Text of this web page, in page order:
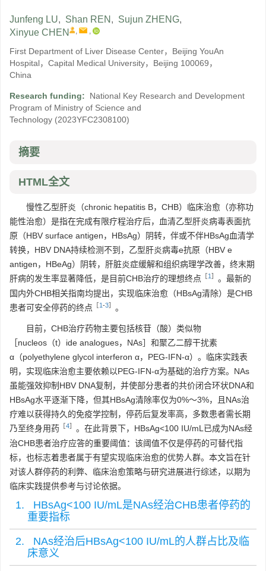
Junfeng LU, Shan REN , Sujun ZHENG,
Xinyue CHEN
, ,
First Department of Liver Disease Center，Beijing YouAn
Hospital，Capital Medical University，Beijing 100069，
China
Research funding:
National Key Research and Development
Program of Ministry of Science and
Technology (2023YFC2308100)
摘要
HTML全文
慢性乙型肝炎（chronic hepatitis B，CHB）临床治愈（亦称功
能性治愈）是指在完成有限疗程治疗后，血清乙型肝炎病毒表面抗
原（HBV surface antigen，HBsAg）阴转，伴或不伴HBsAg血清学
转换，HBV DNA持续检测不到，乙型肝炎病毒e抗原（HBV e
antigen，HBeAg）阴转，肝脏炎症缓解和组织病理学改善，终末期
肝病的发生率显著降低，是目前CHB治疗的理想终点 ［1］ 。最新的
国内外CHB相关指南均提出，实现临床治愈（HBsAg清除）是CHB
患者可安全停药的终点 ［1-3］ 。
目前，CHB治疗药物主要包括核苷（酸）类似物
［nucleos（t）ide analogues，NAs］和聚乙二醇干扰素
α（polyethylene glycol interferon α，PEG-IFN-α）。临床实践表
明，实现临床治愈主要依赖以PEG-IFN-α为基础的治疗方案。NAs
虽能强效抑制HBV DNA复制，并使部分患者的共价闭合环状DNA和
HBsAg水平逐渐下降，但其HBsAg清除率仅为0%～3%，且NAs治
疗难以获得持久的免疫学控制，停药后复发率高，多数患者需长期
乃至终身用药 ［4］ 。在此背景下，HBsAg<100 IU/mL已成为NAs经
治CHB患者治疗应答的重要阈值：该阈值不仅是停药的可替代指
标，也标志着患者属于有望实现临床治愈的优势人群。本文旨在针
对该人群停药的利弊、临床治愈策略与研究进展进行综述，以期为
临床实践提供参考与讨论依据。
1. HBsAg<100 IU/mL是NAs经治CHB患者停药的
重要指标
2. NAs经治后HBsAg<100 IU/mL的人群占比及临
床意义